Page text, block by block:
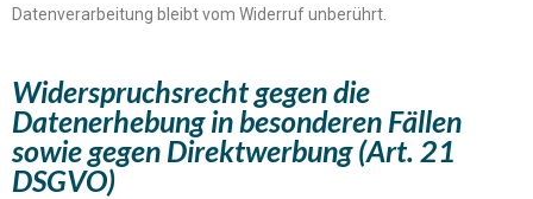
Datenverarbeitung bleibt vom Widerruf unberührt.
Widerspruchsrecht gegen die
Datenerhebung in besonderen Fällen
sowie gegen Direktwerbung (Art. 21
DSGVO)​